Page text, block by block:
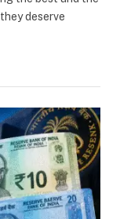
deserve